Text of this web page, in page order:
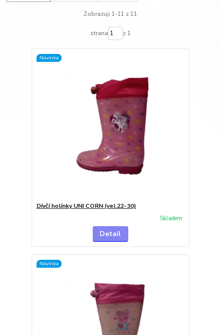
Zobrazuji 1-11 z 11
strana z 1
Novinka
Dívčí holínky UNI CORN (vel.22-30)
Skladem
Detail
Novinka